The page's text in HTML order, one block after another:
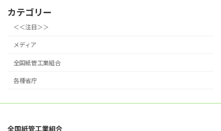
カテゴリー
＜＜注目＞＞
メディア
全国紙管工業組合
各種省庁
全国紙管工業組合